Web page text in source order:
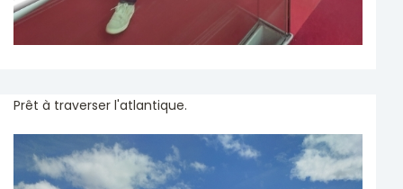
Prêt à traverser l'atlantique.